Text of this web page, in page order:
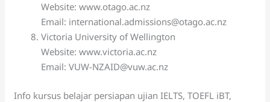
Website: www.otago.ac.nz
Email: international.admissions@otago.ac.nz
Victoria University of Wellington
Website: www.victoria.ac.nz
Email: VUW-NZAID@vuw.ac.nz
Info kursus belajar persiapan ujian IELTS, TOEFL iBT,